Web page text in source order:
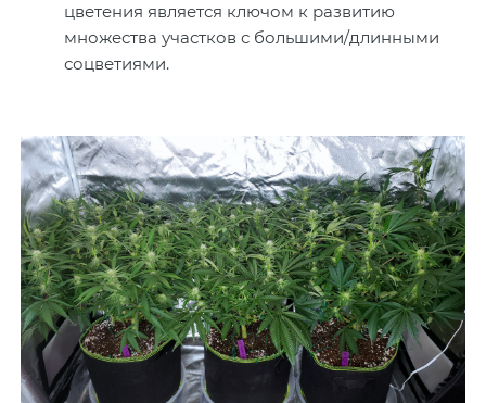
цветения является ключом к развитию
множества участков с большими/длинными
соцветиями.